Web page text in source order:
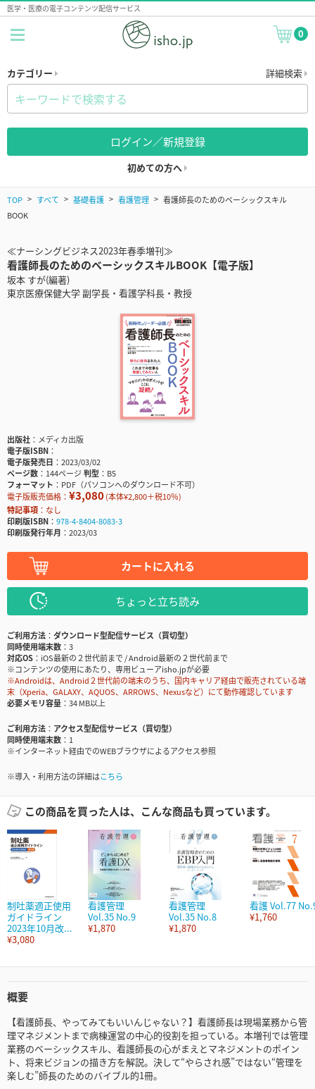
医学・医療の電子コンテンツ配信サービス
0
カテゴリー 詳細検索
ログイン／新規登録
初めての方へ
TOP すべて 基礎看護 看護管理
看護師長のためのベーシックスキル
BOOK
≪ナーシングビジネス2023年春季増刊≫
看護師長のためのベーシックスキルBOOK【電子版】
坂本 すが(編著)
東京医療保健大学 副学長・看護学科長・教授
出版社
メディカ出版
電子版ISBN
電子版発売日
2023/03/02
ページ数
144ページ判型
B5
フォーマット
PDF（パソコンへのダウンロード不可）
電子版販売価格： ¥3,080(本体¥2,800＋税10％)
特記事項
なし
印刷版ISBN
978-4-8404-8083-3
印刷版発行年月
2023/03
カートに入れる
ちょっと立ち読み
ご利用方法
ダウンロード型配信サービス（買切型）
同時使用端末数
3
対応OS
iOS最新の２世代前まで / Android最新の２世代前まで
※コンテンツの使用にあたり、専用ビューアisho.jpが必要
※Androidは、Android２世代前の端末のうち、国内キャリア経由で販売されている端
末（Xperia、GALAXY、AQUOS、ARROWS、Nexusなど）にて動作確認しています
必要メモリ容量
34 MB以上
ご利用方法
アクセス型配信サービス（買切型）
同時使用端末数
1
※インターネット経由でのWEBブラウザによるアクセス参照
※導入・利用方法の詳細はこちら
この商品を買った人は、こんな商品も買っています。
制吐薬適正使用
ガイドライン
2023年10月改...
¥3,080
看護管理
Vol.35 No.9
¥1,870
看護管理
Vol.35 No.8
¥1,870
看護 Vol.77
¥1,760
概要
【看護師長、やってみてもいいんじゃない？】看護師長は現場業務から管
理マネジメントまで病棟運営の中心的役割を担っている。本増刊では管理
業務のベーシックスキル、看護師長の心がまえとマネジメントのポイン
ト、将来ビジョンの描き方を解説。決して“やらされ感”ではない“管理を
楽しむ”師長のためのバイブル的1冊。